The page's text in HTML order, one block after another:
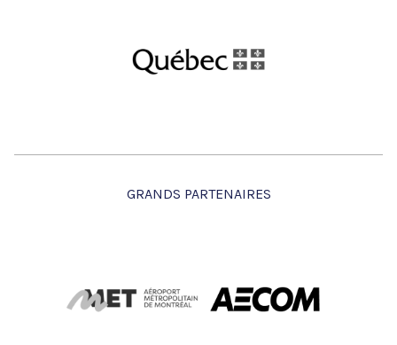
GRANDS PARTENAIRES